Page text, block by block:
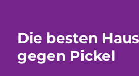
Die besten
gegen Pickel